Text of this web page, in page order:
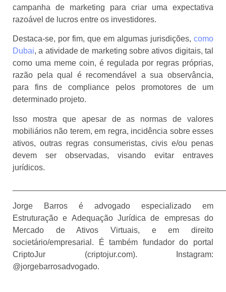
campanha de marketing para criar uma expectativa
razoável de lucros entre os investidores.
Destaca-se, por fim, que em algumas jurisdições, como
Dubai, a atividade de marketing sobre ativos digitais, tal
como uma meme coin, é regulada por regras próprias,
razão pela qual é recomendável a sua observância,
para fins de compliance pelos promotores de um
determinado projeto.
Isso mostra que apesar de as normas de valores
mobiliários não terem, em regra, incidência sobre esses
ativos, outras regras consumeristas, civis e/ou penas
devem ser observadas, visando evitar entraves
jurídicos.
Jorge Barros é advogado especializado em
Estruturação e Adequação Jurídica de empresas do
Mercado de Ativos Virtuais, e em direito
societário/empresarial. É também fundador do portal
CriptoJur (criptojur.com). Instagram:
@jorgebarrosadvogado.